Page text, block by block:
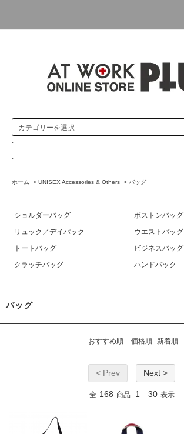
ホーム > UNISEX Accessories & Others > バッグ
ショルダーバッグ
ボストンバッグ
リュック／デイパック
ウエストバッグ
トートバッグ
ビジネスバッグ
クラッチバッグ
ハンドバック
バッグ
おすすめ順 価格順 新着順
< Prev Next >
全 168 商品 1 - 30 表示